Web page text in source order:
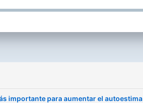
importante para aumentar el autoestima